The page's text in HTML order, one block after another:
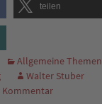
teilen
Allgemeine Themen
Walter Stuber
Kommentar